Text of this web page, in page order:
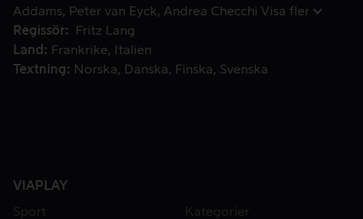
Addams
Peter van Eyck Andrea Checchi Visa fler
Regissör
Fritz Lang
Land
Frankrike
Italien
Textning
Norska Danska Finska Svenska
VIAPLAY
Sport
Kategorier